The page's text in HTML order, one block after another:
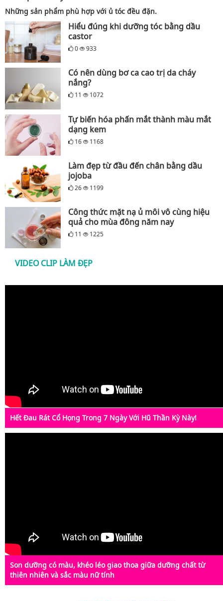
Những sản phẩm phù hợp với ủ tóc đều đặn.
Hiểu đúng khi dưỡng tóc bằng dầu
castor
0 933
Có nên dùng bơ ca cao trị da cháy
nắng?
11 1072
Tự biến hóa phấn mắt thành màu mắt
dạng kem
16 1168
Làm đẹp từ đầu đến chân bằng dầu
jojoba
26 1199
Công thức mặt nạ ủ môi vô cùng hiệu
quả cho mùa đông năm nay
11 1225
VIDEO CLIP LÀM ĐẸP
Hết Đau Rát Cổ Họng Trong 7 Ngày Với Hũ Thần Kỳ Này!
Son dưỡng có màu, khéo léo giao thoa giữa dưỡng chất từ
thiên nhiên và sắc màu nữ tính